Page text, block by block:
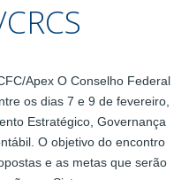
Apex O Conselho Federal
os dias 7 e 9 de fevereiro,
Estratégico, Governança
O objetivo do encontro
e as metas que serão